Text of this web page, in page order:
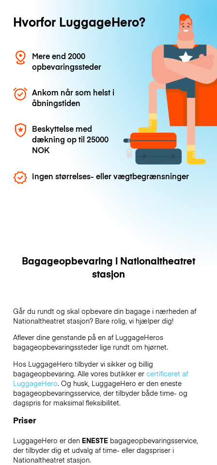
Hvorfor LuggageHero?
Mere end 2000
opbevaringssteder
Ankom når som helst i
åbningstiden
Beskyttelse med
dækning op til25000
NOK
Ingen størrelses- eller vægtbegrænsninger
Bagageopbevaring i Nationaltheatret
stasjon
Går du rundt og skal opbevare din bagage i nærheden af
Nationaltheatret stasjon? Bare rolig, vi hjælper dig!
Aflever dine genstande på en af LuggageHeros
bagageopbevaringssteder lige rundt om hjørnet.
Hos LuggageHero tilbyder vi sikker og billig
bagageopbevaring. Alle vores butikker er certificeret af
LuggageHero. Og husk, LuggageHero er den eneste
bagageopbevaringsservice, der tilbyder både time- og
dagspris for maksimal fleksibilitet.
Priser
LuggageHero er den ENESTEbagageopbevaringsservice,
der tilbyder dig et udvalg af time- eller dagspriser i
Nationaltheatret stasjon.